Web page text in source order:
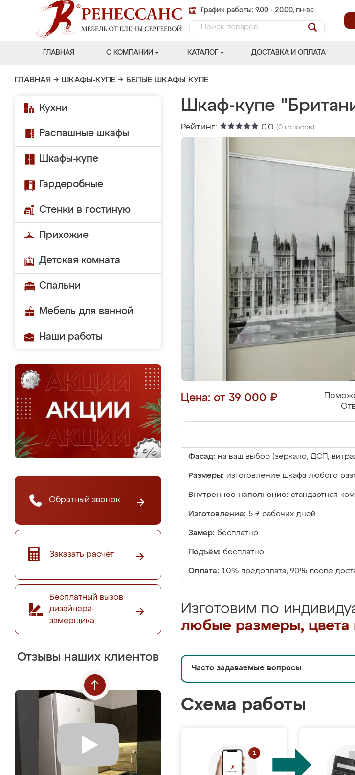
График работы: 9.00 - 20.00, пн-вс
ГЛАВНАЯ О КОМПАНИИ КАТАЛОГ ДОСТАВКА И ОПЛАТА
ГЛАВНАЯ → ШКАФЫ-КУПЕ → БЕЛЫЕ ШКАФЫ КУПЕ
Кухни
Распашные шкафы
Шкафы-купе
Гардеробные
Стенки в гостиную
Прихожие
Детская комната
Спальни
Мебель для ванной
Наши работы
Обратный звонок
Заказать расчёт
Бесплатный вызов
дизайнера-
замерщика
Отзывы наших клиентов
Шкаф-купе
Рейтинг: 0.0 (0 голосов)
Цена: от 39 000 ₽
Фасад: на ваш выбор (зеркало, ДСП,
Размеры: изготовление шкафа любого
Внутреннее наполнение: стандартная
Изготовление: 5-7 рабочих дней
Замер: бесплатно
Подъём: бесплатно
Оплата: 10% предоплата, 90% после
Изготовим по
любые размеры, цвета
Часто задаваемые вопросы
Схема работы